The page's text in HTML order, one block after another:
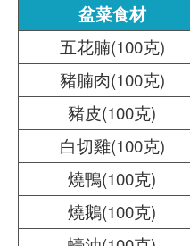
盆菜食材
五花腩(100克)
豬腩肉(100克)
豬皮(100克)
白切雞(100克)
燒鴨(100克)
燒鵝(100克)